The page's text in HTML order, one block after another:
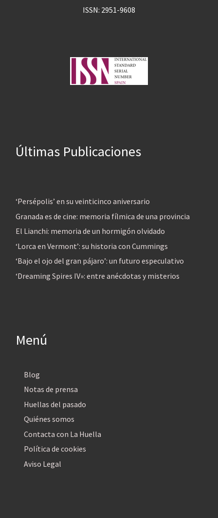
ISSN: 2951-9608
Últimas Publicaciones
‘Persépolis’ en su veinticinco aniversario
Granada es de cine: memoria fílmica de una provincia
El Lianchi: memoria de un hormigón olvidado
‘Lorca en Vermont’: su historia con Cummings
‘Bajo el ojo del gran pájaro’: un futuro especulativo
‘Dreaming Spires IV»: entre anécdotas y misterios
Menú
Blog
Notas de prensa
Huellas del pasado
Quiénes somos
Contacta con La Huella
Política de cookies
Aviso Legal